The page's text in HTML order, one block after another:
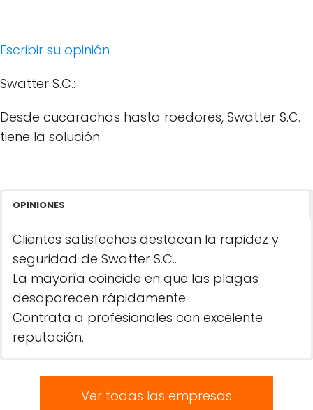
Escribir su opinión
Swatter S.C.:
Desde cucarachas hasta roedores, Swatter S.C.
tiene la solución.
OPINIONES
Clientes satisfechos destacan la rapidez y
seguridad de Swatter S.C..
La mayoría coincide en que las plagas
desaparecen rápidamente.
Contrata a profesionales con excelente
reputación.
Ver todas las empresas